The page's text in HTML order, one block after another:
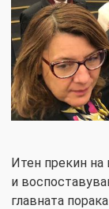
Итен прекин на
и
главната